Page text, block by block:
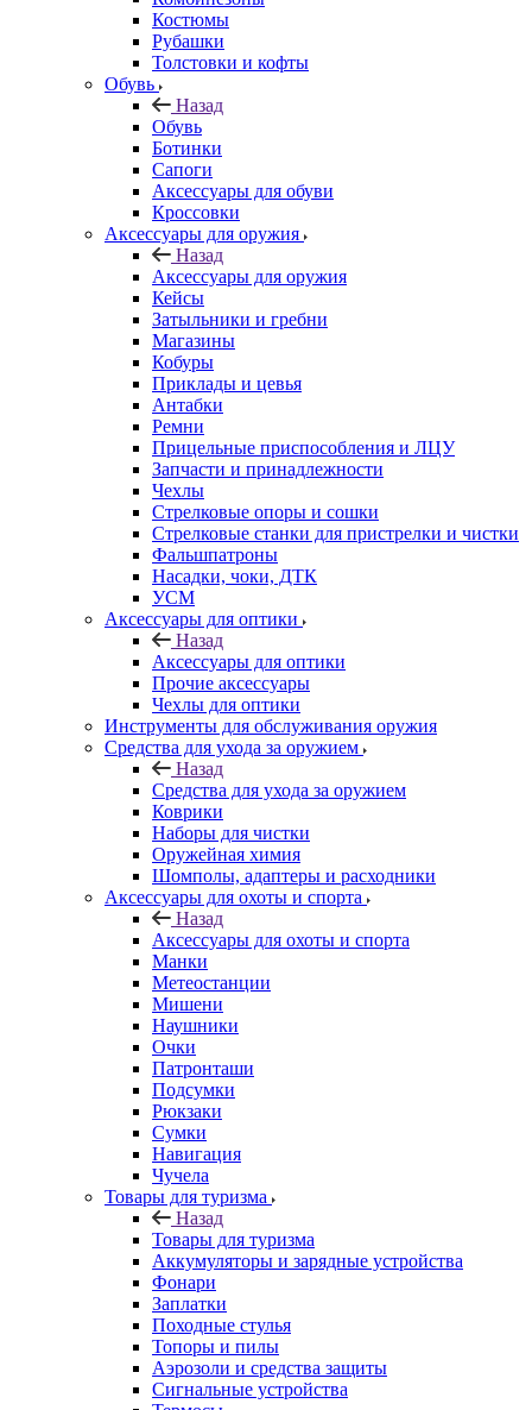
Костюмы
Рубашки
Толстовки и кофты
Обувь
Назад
Обувь
Ботинки
Сапоги
Аксессуары для обуви
Кроссовки
Аксессуары для оружия
Назад
Аксессуары для оружия
Кейсы
Затыльники и гребни
Магазины
Кобуры
Приклады и цевья
Антабки
Ремни
Прицельные приспособления и ЛЦУ
Запчасти и принадлежности
Чехлы
Стрелковые опоры и сошки
Стрелковые станки для пристрелки и чистки
Фальшпатроны
Насадки, чоки, ДТК
УСМ
Аксессуары для оптики
Назад
Аксессуары для оптики
Прочие аксессуары
Чехлы для оптики
Инструменты для обслуживания оружия
Средства для ухода за оружием
Назад
Средства для ухода за оружием
Коврики
Наборы для чистки
Оружейная химия
Шомполы, адаптеры и расходники
Аксессуары для охоты и спорта
Назад
Аксессуары для охоты и спорта
Манки
Метеостанции
Мишени
Наушники
Очки
Патронташи
Подсумки
Рюкзаки
Сумки
Навигация
Чучела
Товары для туризма
Назад
Товары для туризма
Аккумуляторы и зарядные устройства
Фонари
Заплатки
Походные стулья
Топоры и пилы
Аэрозоли и средства защиты
Сигнальные устройства